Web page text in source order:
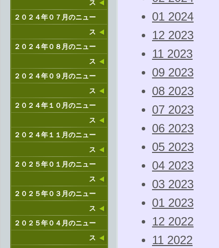
ス
２０２４年０７月のニュー
ス
２０２４年０８月のニュー
ス
２０２４年０９月のニュー
ス
２０２４年１０月のニュー
ス
２０２４年１１月のニュー
ス
２０２５年０１月のニュー
ス
２０２５年０３月のニュー
ス
２０２５年０４月のニュー
ス
01 2024
12 2023
11 2023
09 2023
08 2023
07 2023
06 2023
05 2023
04 2023
03 2023
01 2023
12 2022
11 2022